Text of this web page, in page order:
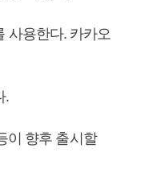
사용한다. 카카오
.
이 향후 출시할